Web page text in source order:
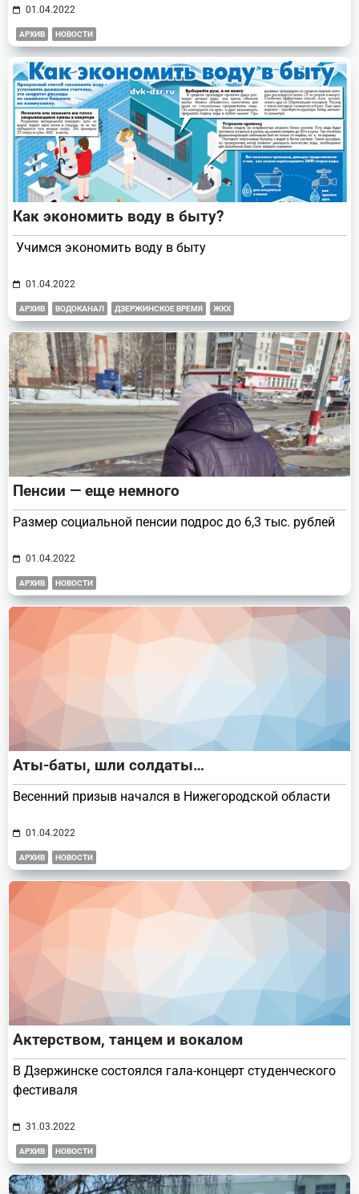
01.04.2022
АРХИВ НОВОСТИ
Как экономить воду в быту?
Учимся экономить воду в быту
01.04.2022
АРХИВ ВОДОКАНАЛ ДЗЕРЖИНСКОЕ ВРЕМЯ ЖКХ
Пенсии — еще немного
Размер социальной пенсии подрос до 6,3 тыс. рублей
01.04.2022
АРХИВ НОВОСТИ
Аты-баты, шли солдаты…
Весенний призыв начался в Нижегородской области
01.04.2022
АРХИВ НОВОСТИ
Актерством, танцем и вокалом
В Дзержинске состоялся гала-концерт студенческого
фестиваля
31.03.2022
АРХИВ НОВОСТИ